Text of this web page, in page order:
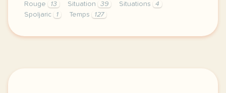
Rouge
13 Situation 39 Situations
4
Spoljaric
1 Temps 127
le respect de votre vie privee est une priorite